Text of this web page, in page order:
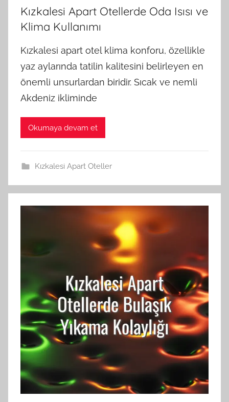
Kızkalesi Apart Otellerde Oda Isısı ve
Klima Kullanımı
Kızkalesi apart otel klima konforu, özellikle
yaz aylarında tatilin kalitesini belirleyen en
önemli unsurlardan biridir. Sıcak ve nemli
Akdeniz ikliminde
Okumaya devam et
Kızkalesi Apart Oteller